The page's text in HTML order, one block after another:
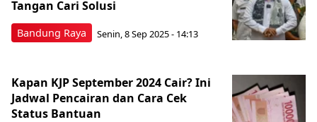
Bandung Raya
Tangan Cari Solusi
Senin, 8 Sep 2025 - 14:13
Kapan KJP September 2024 Cair? Ini
Jadwal Pencairan dan Cara Cek
Status Bantuan